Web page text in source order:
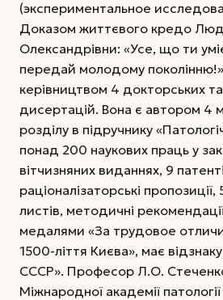
(экспериментальное
Доказом життєвого кредо
Олександрівни: «Усе, що ти
передай молодому поколінню!»
керівництвом 4 докторських
дисертацій. Вона є автором 4
розділу в підручнику
понад 200 наукових праць у
вітчизняних виданнях, 9
раціоналізаторські
листів, методичні
медалями «За трудовое
1500-ліття Києва», має
СССР». Професор Л.О.
Міжнародної академії